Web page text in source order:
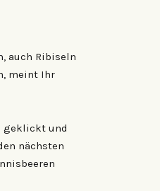
auch Ribiseln
meint Ihr
geklickt und
nächsten